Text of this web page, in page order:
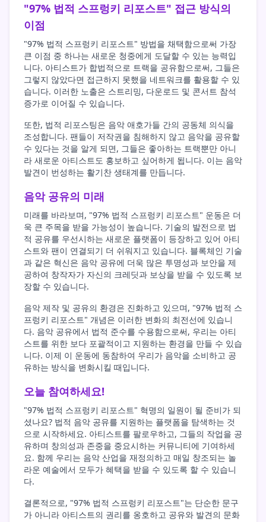
"97% 법적 스프렁키 리포스트" 접근 방식의
이점
"97% 법적 스프렁키 리포스트" 방법을 채택함으로써 가장
큰 이점 중 하나는 새로운 청중에게 도달할 수 있는 능력입
니다. 아티스트가 합법적으로 트랙을 공유함으로써, 그들은
그렇지 않았다면 접근하지 못했을 네트워크를 활용할 수 있
습니다. 이러한 노출은 스트리밍, 다운로드 및 콘서트 참석
증가로 이어질 수 있습니다.
또한, 법적 리포스팅은 음악 애호가들 간의 공동체 의식을
조성합니다. 팬들이 저작권을 침해하지 않고 음악을 공유할
수 있다는 것을 알게 되면, 그들은 좋아하는 트랙뿐만 아니
라 새로운 아티스트도 홍보하고 싶어하게 됩니다. 이는 음악
발견이 번성하는 활기찬 생태계를 만듭니다.
음악 공유의 미래
미래를 바라보며, "97% 법적 스프렁키 리포스트" 운동은 더
욱 큰 주목을 받을 가능성이 높습니다. 기술의 발전으로 법
적 공유를 우선시하는 새로운 플랫폼이 등장하고 있어 아티
스트와 팬이 연결되기 더 쉬워지고 있습니다. 블록체인 기술
과 같은 혁신은 음악 공유에 더욱 많은 투명성과 보안을 제
공하여 창작자가 자신의 크레딧과 보상을 받을 수 있도록 보
장할 수 있습니다.
음악 제작 및 공유의 환경은 진화하고 있으며, "97% 법적 스
프렁키 리포스트" 개념은 이러한 변화의 최전선에 있습니
다. 음악 공유에서 법적 준수를 수용함으로써, 우리는 아티
스트를 위한 보다 포괄적이고 지원하는 환경을 만들 수 있습
니다. 이제 이 운동에 동참하여 우리가 음악을 소비하고 공
유하는 방식을 변화시킬 때입니다.
오늘 참여하세요!
"97% 법적 스프렁키 리포스트" 혁명의 일원이 될 준비가 되
셨나요? 법적 음악 공유를 지원하는 플랫폼을 탐색하는 것
으로 시작하세요. 아티스트를 팔로우하고, 그들의 작업을 공
유하며 창의성과 존중을 중요시하는 커뮤니티에 기여하세
요. 함께 우리는 음악 산업을 재정의하고 매일 창조되는 놀
라운 예술에서 모두가 혜택을 받을 수 있도록 할 수 있습니
다.
결론적으로, "97% 법적 스프렁키 리포스트"는 단순한 문구
가 아니라 아티스트의 권리를 옹호하고 공유와 발견의 문화